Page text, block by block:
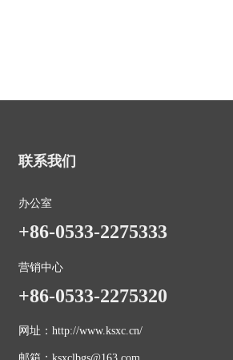
联系我们
办公室
+86-0533-2275333
营销中心
+86-0533-2275320
网址：http://www.ksxc.cn/